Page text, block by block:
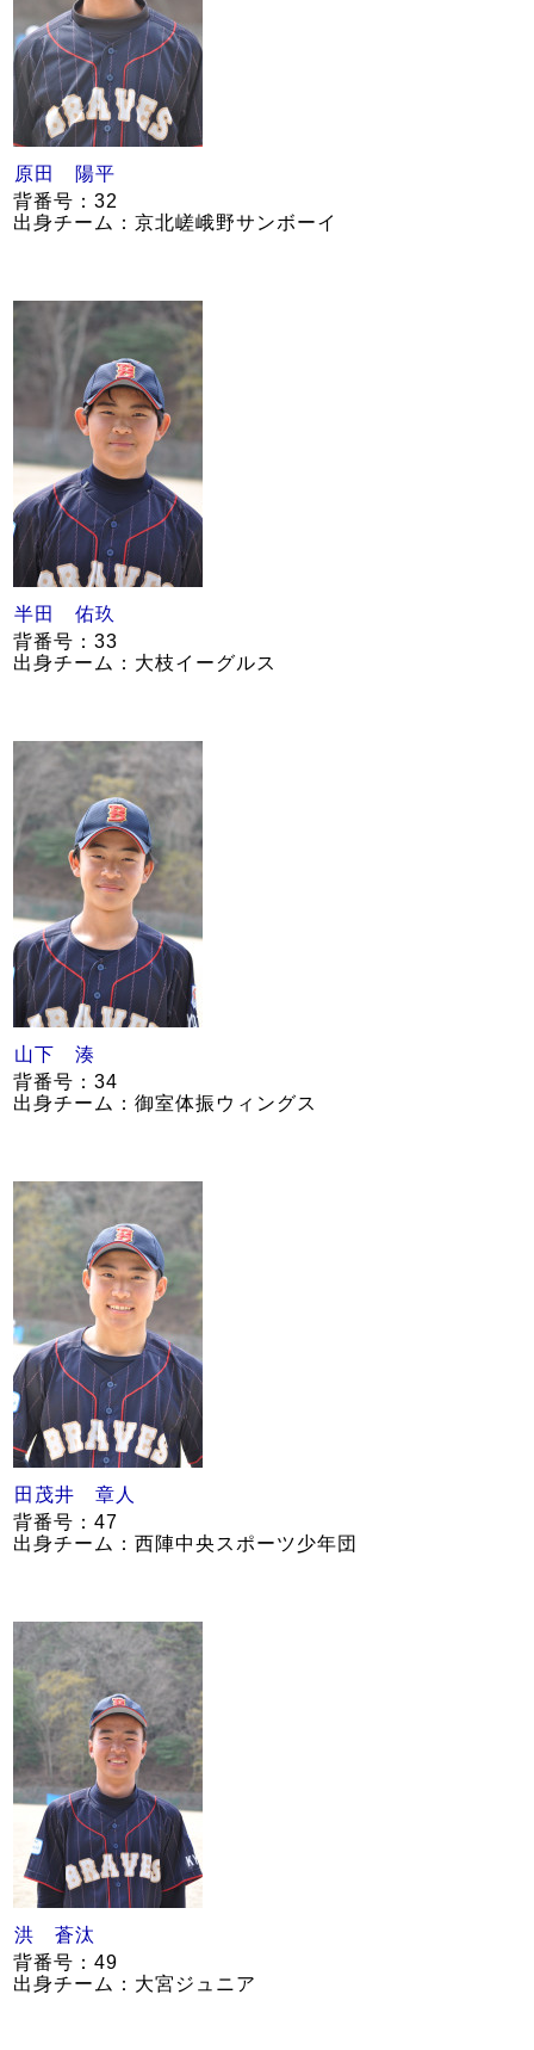
原田 陽平
背番号：32
出身チーム：京北嵯峨野サンボーイ
半田 佑玖
背番号：33
出身チーム：大枝イーグルス
山下 湊
背番号：34
出身チーム：御室体振ウィングス
田茂井 章人
背番号：47
出身チーム：西陣中央スポーツ少年団
洪 蒼汰
背番号：49
出身チーム：大宮ジュニア